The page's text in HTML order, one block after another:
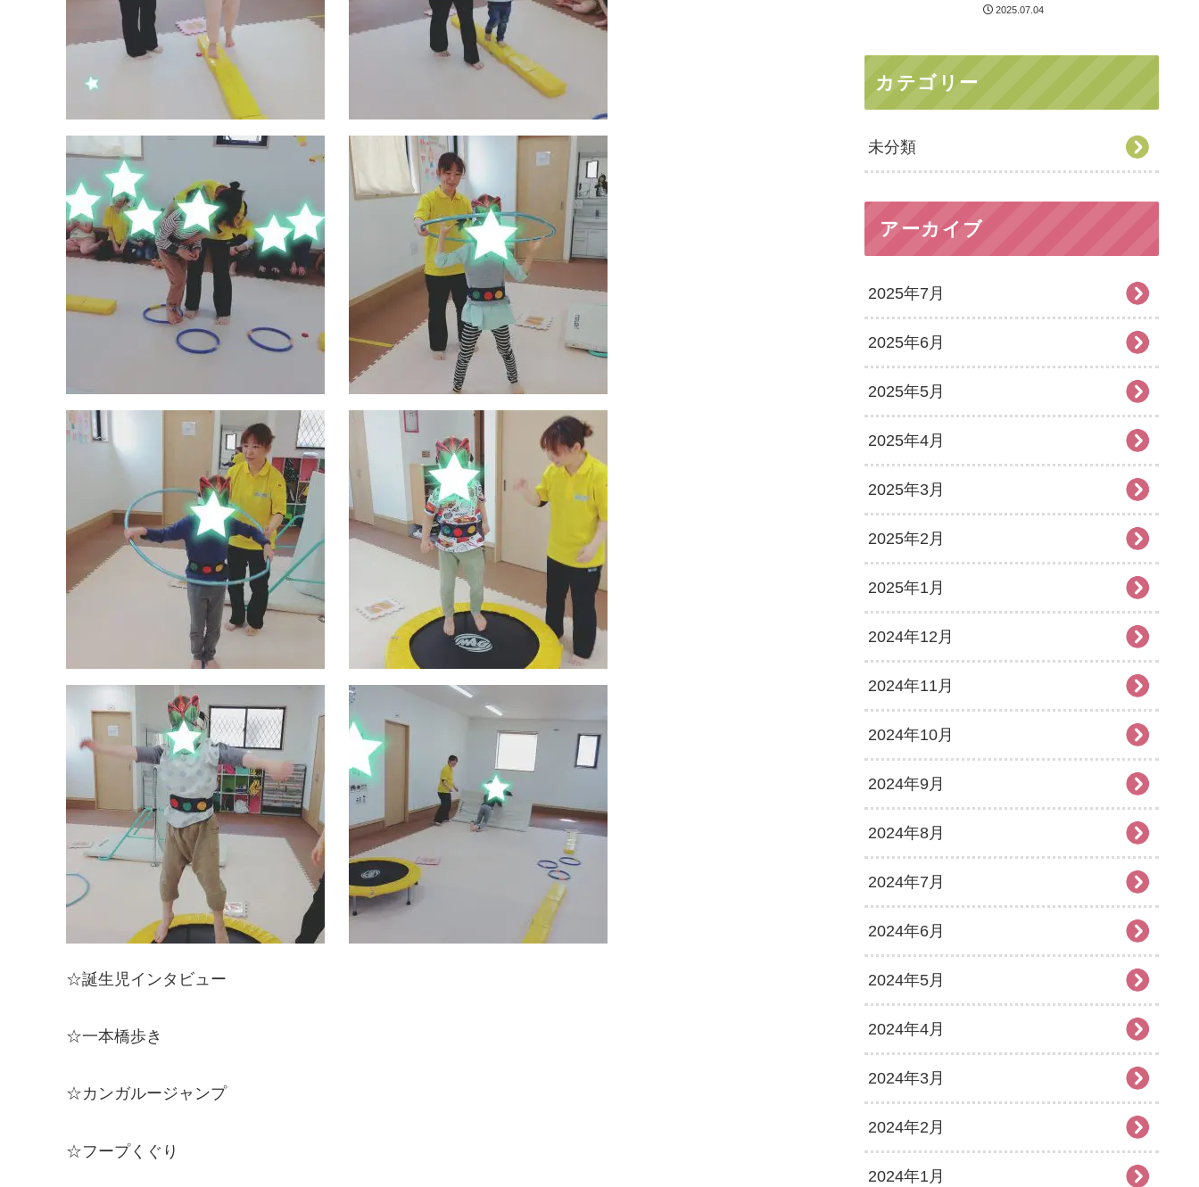
☆誕生児インタビュー
☆一本橋歩き
☆カンガルージャンプ
☆フープくぐり
ム・楽しい療育
2025.07.04
カテゴリー
未分類
アーカイブ
2025年7月
2025年6月
2025年5月
2025年4月
2025年3月
2025年2月
2025年1月
2024年12月
2024年11月
2024年10月
2024年9月
2024年8月
2024年7月
2024年6月
2024年5月
2024年4月
2024年3月
2024年2月
2024年1月